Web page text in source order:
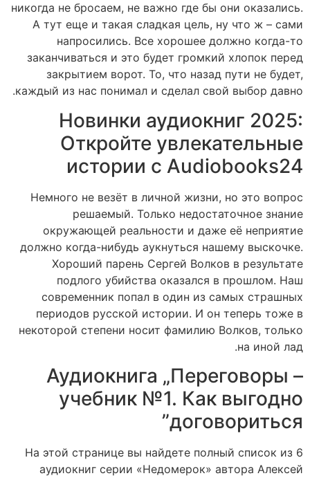
никогда не бросаем, не важно где бы они оказались.
А тут еще и такая сладкая цель, ну что ж – сами
напросились. Все хорошее должно когда-то
заканчиваться и это будет громкий хлопок перед
закрытием ворот. То, что назад пути не будет,
каждый из нас понимал и сделал свой выбор давно.
Новинки аудиокниг 2025:
Откройте увлекательные
истории с Audiobooks24
Немного не везёт в личной жизни, но это вопрос
решаемый. Только недостаточное знание
окружающей реальности и даже её неприятие
должно когда-нибудь аукнуться нашему выскочке.
Хороший парень Сергей Волков в результате
подлого убийства оказался в прошлом. Наш
современник попал в один из самых страшных
периодов русской истории. И он теперь тоже в
некоторой степени носит фамилию Волков, только
на иной лад.
Аудиокнига „Переговоры –
учебник №1. Как выгодно
договориться”
На этой странице вы найдете полный список из 6
аудиокниг серии «Недомерок» автора Алексей